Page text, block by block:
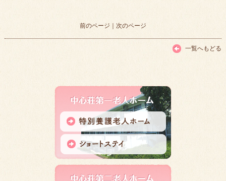
前のページ ｜ 次のページ
一覧へもどる